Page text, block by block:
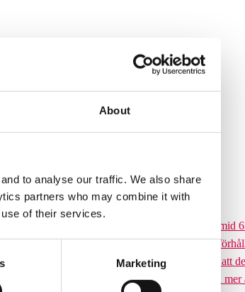
About
to analyse our traffic. We also share
partners who may combine it with
of their services.
Marketing
höga Climbing pyramid 650. Läs mer...
höjd upp till den 6,5 meter höga Climbing pyramid
gång. Dessutom tar klätterpyramiden upp en
gör klätterpyramiden till ett yteffektivt val är att
på ytan. Ni får plats med betydligt fler barn och